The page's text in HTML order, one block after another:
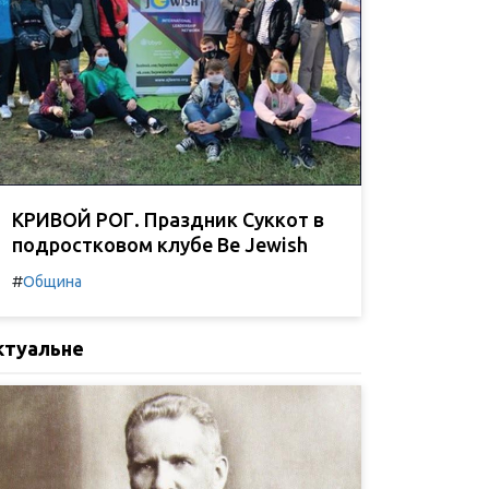
КРИВОЙ РОГ. Праздник Суккот в
подростковом клубе Be Jewish
#Община